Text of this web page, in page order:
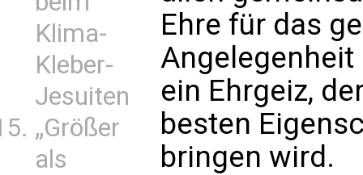
Klima-
Kleber-
Jesuiten
„Größer
als
Ehre für das
ein Ehrgeiz,
besten
bringen wird.